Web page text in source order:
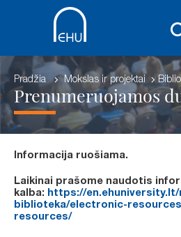
Pradžia Mokslas ir projektai
Prenumeruojamos
Informacija ruošiama.
Laikinai prašome naudotis
kalba: https://
biblioteka/electronic-
resources/